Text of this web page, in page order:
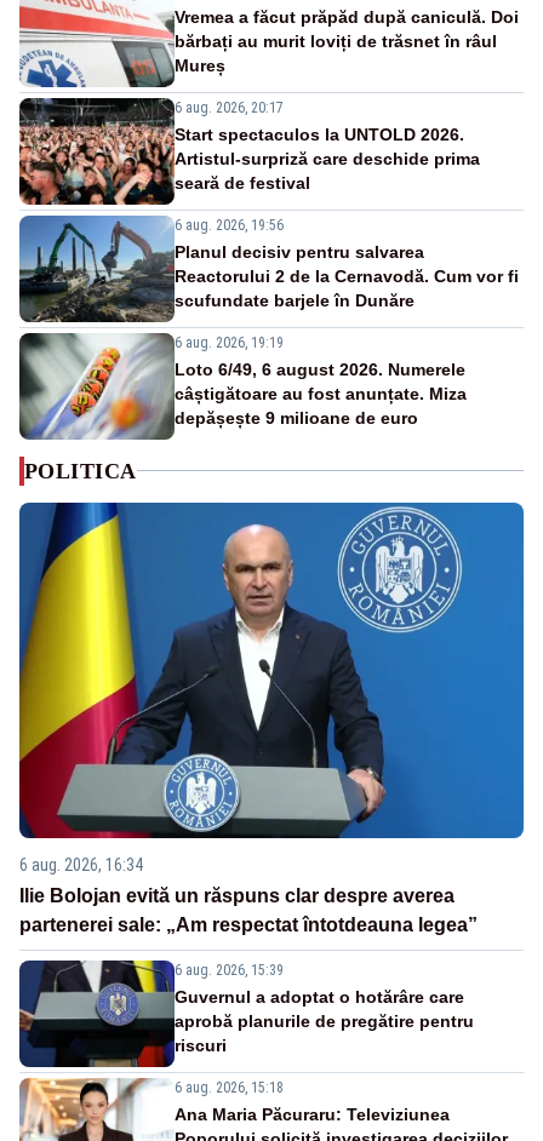
Vremea a făcut prăpăd după caniculă. Doi
bărbați au murit loviți de trăsnet în râul
Mureș
6 aug. 2026, 20:17
Start spectaculos la UNTOLD 2026.
Artistul-surpriză care deschide prima
seară de festival
6 aug. 2026, 19:56
Planul decisiv pentru salvarea
Reactorului 2 de la Cernavodă. Cum vor fi
scufundate barjele în Dunăre
6 aug. 2026, 19:19
Loto 6/49, 6 august 2026. Numerele
câștigătoare au fost anunțate. Miza
depășește 9 milioane de euro
POLITICA
6 aug. 2026, 16:34
Ilie Bolojan evită un răspuns clar despre averea
partenerei sale: „Am respectat întotdeauna legea”
6 aug. 2026, 15:39
Guvernul a adoptat o hotărâre care
aprobă planurile de pregătire pentru
riscuri
6 aug. 2026, 15:18
Ana Maria Păcuraru: Televiziunea